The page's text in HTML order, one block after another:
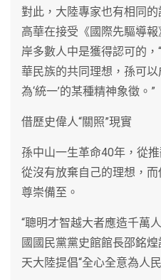
對此，大陸專家也有相同
高華在接受《國際先驅導
岸多數人中是獲得認可的
華民族的共同理想，孫可
為‘統一’的某種精神象徵。”
借歷史偉人“關照”現實
孫中山一生革命40年，從
從沒有放棄自己的理想，
尊崇備至。
“聰明才智越大者應造千萬
國國民黨黨史館館長邵銘
天大陸提倡“全心全意為人